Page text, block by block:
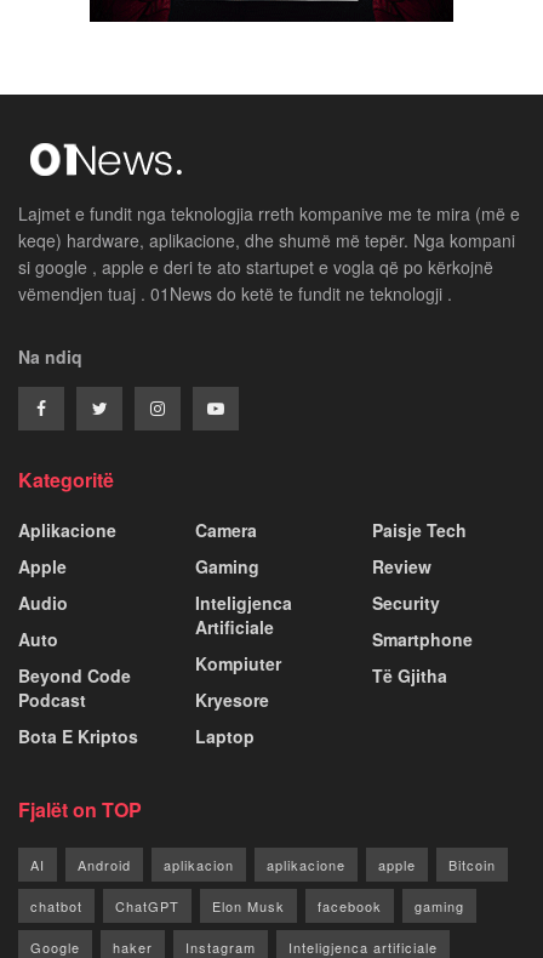
Lajmet e fundit nga teknologjia rreth kompanive me te mira (më e
keqe) hardware, aplikacione, dhe shumë më tepër. Nga kompani
si google , apple e deri te ato startupet e vogla që po kërkojnë
vëmendjen tuaj . 01News do ketë te fundit ne teknologji .
Na ndiq
Kategoritë
Aplikacione
Apple
Audio
Auto
Beyond Code
Podcast
Bota E Kriptos
Camera
Gaming
Inteligjenca
Artificiale
Kompiuter
Kryesore
Laptop
Paisje Tech
Review
Security
Smartphone
Të Gjitha
Fjalët on TOP
AI Android aplikacion aplikacione apple Bitcoin
chatbot ChatGPT Elon Musk facebook gaming
Google haker Instagram Inteligjenca artificiale